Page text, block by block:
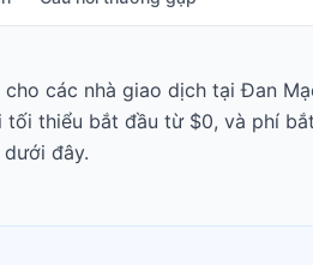
các nhà giao dịch tại Đan
tối thiểu bắt đầu từ $0, và phí
đây.